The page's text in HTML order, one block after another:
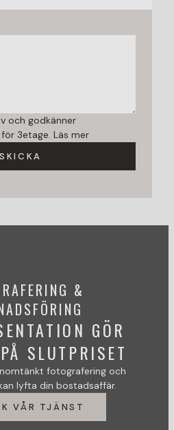
och godkänner
3etage. Läs mer
SKICKA
&
GÖR
SLUTPRISET
fotografering och
lyfta din bostadsaffär.
VÅR TJÄNST